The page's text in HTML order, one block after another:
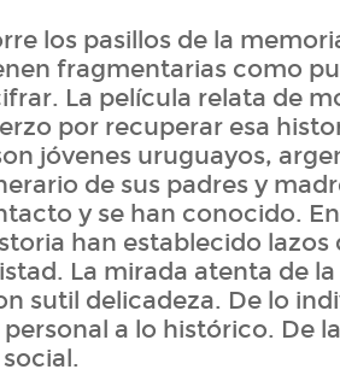
los pasillos de la
fragmentarias como
La película relata de
por recuperar esa
jóvenes uruguayos,
de sus padres y
y se han conocido.
han establecido lazos
La mirada atenta de
sutil delicadeza. De lo
a lo histórico. De